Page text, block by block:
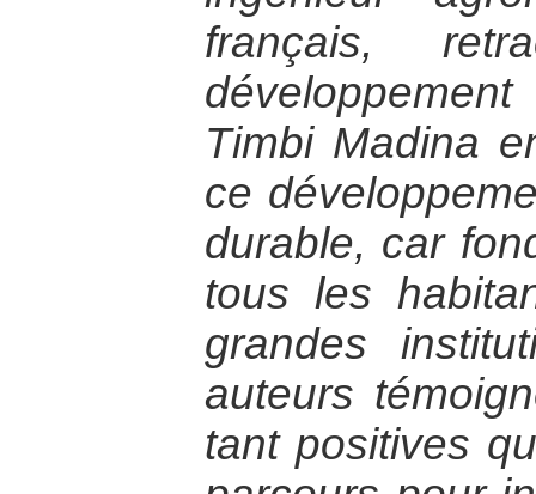
français,
Timbi Madina
ce
durable, car
tous les
grandes
auteurs
tant positives